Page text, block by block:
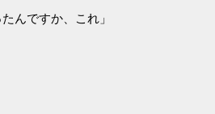
んですか、これ」